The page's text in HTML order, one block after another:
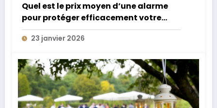
Quel est le prix moyen d’une alarme
pour protéger efficacement votre
domicile ?
23 janvier 2026